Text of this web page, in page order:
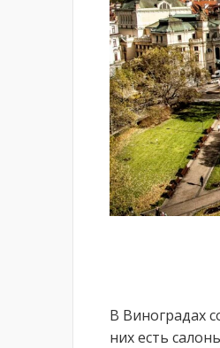
В Виноградах
них есть